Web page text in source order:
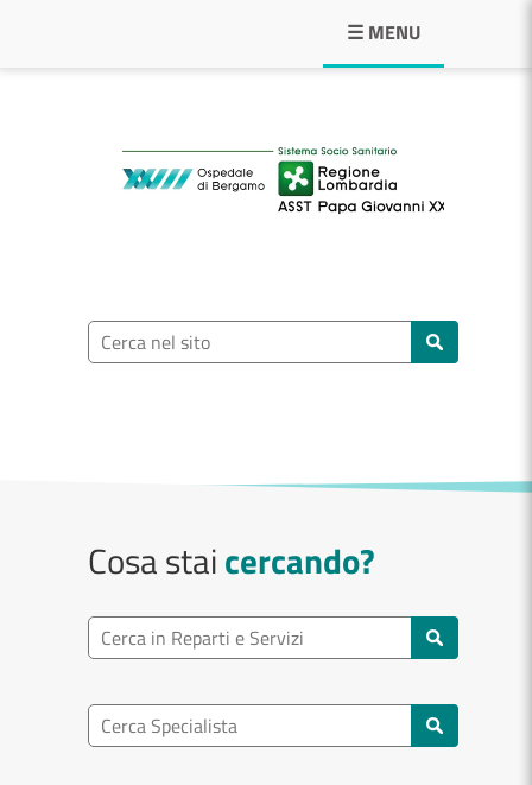
☰ MENU
ASST Papa
Ricerca nel sito
Cosa staicercando?
Ricerca reparto
Ricerca specialisti